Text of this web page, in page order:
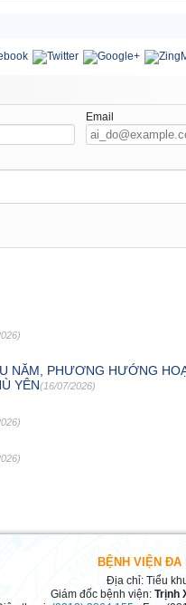
Email
NĂM, PHƯƠNG HƯỚNG
YÊN(16/07/2026)
BỆNH VIỆN ĐA
Địa chỉ: Tiểu
Giám đốc bệnh viện: Trịnh